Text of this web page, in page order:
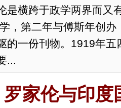
是横跨于政学两界而
，第二年与傅斯年创办
的一份刊物。1919年
...
罗家伦与印度